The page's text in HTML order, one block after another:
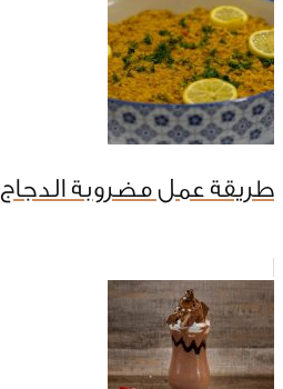
طريقة عمل مضروبة الدجاج